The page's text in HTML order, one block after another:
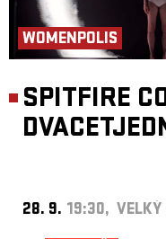
WOMENPOLIS
SPITFIRE
28. 9. 19:30, VELKÝ